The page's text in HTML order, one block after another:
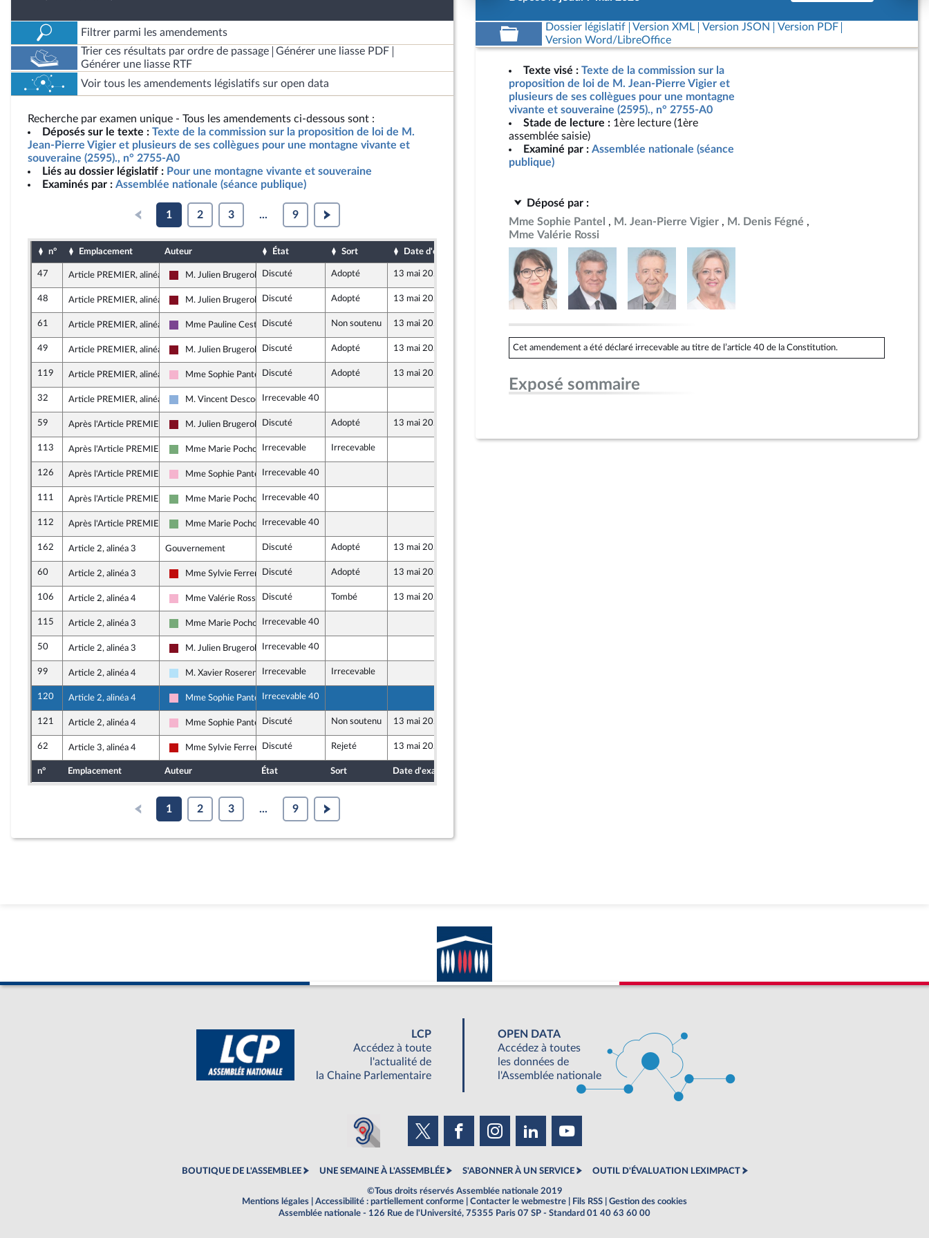
Filtrer parmi les amendements
Trier ces résultats par ordre de passage
Générer une liasse PDF
Générer une liasse RTF
Voir tous les amendements législatifs sur open data
Recherche par examen unique - Tous les amendements ci-dessous sont :
Déposés sur le texte : Texte de la commission sur la proposition de loi de M.
Jean-Pierre Vigier et plusieurs de ses collègues pour une montagne vivante et
souveraine (2595)., n° 2755-A0
Liés au dossier législatif : Pour une montagne vivante et souveraine
Examinés par : Assemblée nationale (séance publique)
1 2 3 ... 9
n° Emplacement Auteur État Sort Date d'examen Date de dépôt
47 Article PREMIER, alinéa 3
Gauche Démocrate et Républicaine
M. Julien BrugerollesDiscuté Adopté 13 mai 2026 7 mai 2026
48 Article PREMIER, alinéa 4
Gauche Démocrate et Républicaine
M. Julien BrugerollesDiscuté Adopté 13 mai 2026 7 mai 2026
61 Article PREMIER, alinéa 4
Ensemble pour la République
Mme Pauline Cestrières
Discuté Non soutenu 13 mai 2026 7 mai 2026
49 Article PREMIER, alinéa 4
Gauche Démocrate et Républicaine
M. Julien BrugerollesDiscuté Adopté 13 mai 2026 7 mai 2026
119 Article PREMIER, alinéa 5
Socialistes et apparentés
Mme Sophie Pantel Discuté Adopté 13 mai 2026
32 Article PREMIER, alinéa 5
Droite Républicaine
M. Vincent DescoeurIrrecevable 40
59 Après l'Article PREMIER
Gauche Démocrate et Républicaine
M. Julien BrugerollesDiscuté Adopté 13 mai 2026
113 Après l'Article PREMIER
Écologiste et Social
Mme Marie Pochon Irrecevable Irrecevable
126 Après l'Article PREMIER
Socialistes et apparentés
Mme Sophie Pantel Irrecevable 40
111 Après l'Article PREMIER
Écologiste et Social
Mme Marie Pochon Irrecevable 40
112 Après l'Article PREMIER
Écologiste et Social
Mme Marie Pochon Irrecevable 40
162 Article 2, alinéa 3 Gouvernement Discuté Adopté 13 mai 2026
60 Article 2, alinéa 3
La France insoumise - Nouveau Front Populaire
Mme Sylvie Ferrer Discuté Adopté 13 mai 2026
106 Article 2, alinéa 4
Socialistes et apparentés
Mme Valérie Rossi Discuté Tombé 13 mai 2026
115 Article 2, alinéa 3
Écologiste et Social
Mme Marie Pochon Irrecevable 40
50 Article 2, alinéa 3
Gauche Démocrate et Républicaine
M. Julien BrugerollesIrrecevable 40
99 Article 2, alinéa 4
Horizons & Indépendants
M. Xavier Roseren Irrecevable Irrecevable
120 Article 2, alinéa 4
Socialistes et apparentés
Mme Sophie Pantel Irrecevable 40
121 Article 2, alinéa 4
Socialistes et apparentés
Mme Sophie Pantel Discuté Non soutenu 13 mai 2026
62 Article 3, alinéa 4
La France insoumise - Nouveau Front Populaire
Mme Sylvie Ferrer Discuté Rejeté 13 mai 2026
n° Emplacement Auteur État Sort Date d'examen
1 2 3 ... 9
Dossier législatif Version XML Version JSON
Version PDF
Version Word/LibreOffice
Texte visé : Texte de la commission sur la
proposition de loi de M. Jean-Pierre Vigier et
plusieurs de ses collègues pour une montagne
vivante et souveraine (2595)., n° 2755-A0
Stade de lecture : 1ère lecture (1ère
assemblée saisie)
Examiné par : Assemblée nationale (séance
publique)
Déposé par :
Mme Sophie Pantel
M. Jean-Pierre Vigier
M. Denis Fégné
Mme Valérie Rossi
Cet amendement a été déclaré irrecevable au titre de l’article 40 de la Constitution.
Exposé sommaire
LCP
Accédez à toute
l'actualité de
la Chaine Parlementaire
OPEN DATA
Accédez à toutes
les données de
l'Assemblée nationale
BOUTIQUE DE L'ASSEMBLEE UNE SEMAINE À L'ASSEMBLÉE S'ABONNER À UN SERVICE OUTIL D'ÉVALUATION LEXIMPACT
©Tous droits réservés Assemblée nationale 2019
Mentions légales
Accessibilité : partiellement conforme Contacter le webmestre Fils RSS
Gestion des cookies
Assemblée nationale - 126 Rue de l'Université, 75355 Paris 07 SP - Standard 01 40 63 60 00